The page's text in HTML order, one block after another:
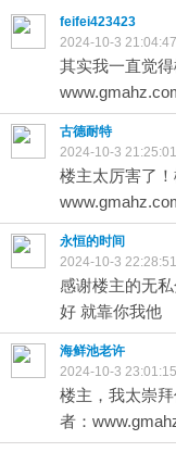
feifei423423
2024-10-3 21:04:47
其实我一直觉
古德耐特
2024-10-3 21:25:01
楼主太厉害了
永恒的时间
2024-10-3 22:28:51
感谢楼主的无
好 就靠你我他
海鲜池老许
2024-10-3 23:01:15
楼主，我太崇
者：